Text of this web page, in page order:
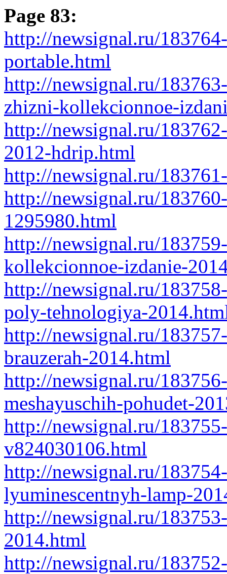
Page 83:
http://newsignal.ru/
portable.html
http://newsignal.ru/
zhizni-kollekcionnoe-
http://newsignal.ru/
2012-hdrip.html
http://newsignal.ru/
http://newsignal.ru/
1295980.html
http://newsignal.ru/
kollekcionnoe-izdanie-
http://newsignal.ru/
poly-tehnologiya-
http://newsignal.ru/
brauzerah-2014.html
http://newsignal.ru/
meshayuschih-pohudet-
http://newsignal.ru/
v824030106.html
http://newsignal.ru/
lyuminescentnyh-lamp-
http://newsignal.ru/
2014.html
http://newsignal.ru/